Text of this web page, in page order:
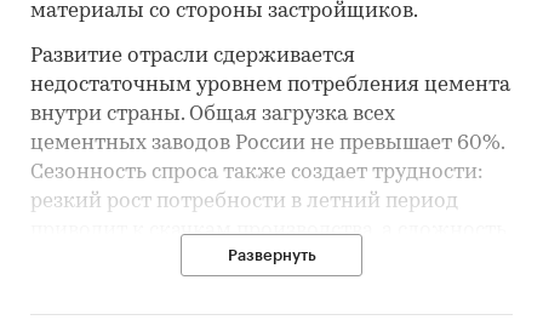
материалы со стороны застройщиков.
Развитие отрасли сдерживается
недостаточным уровнем потребления цемента
внутри страны. Общая загрузка всех
цементных заводов России не превышает 60%.
Сезонность спроса также создает трудности:
резкий рост потребности в летний период
приводит к скачкам производства, а сложность
хранения цементного клинкера не позволяет
Развернуть